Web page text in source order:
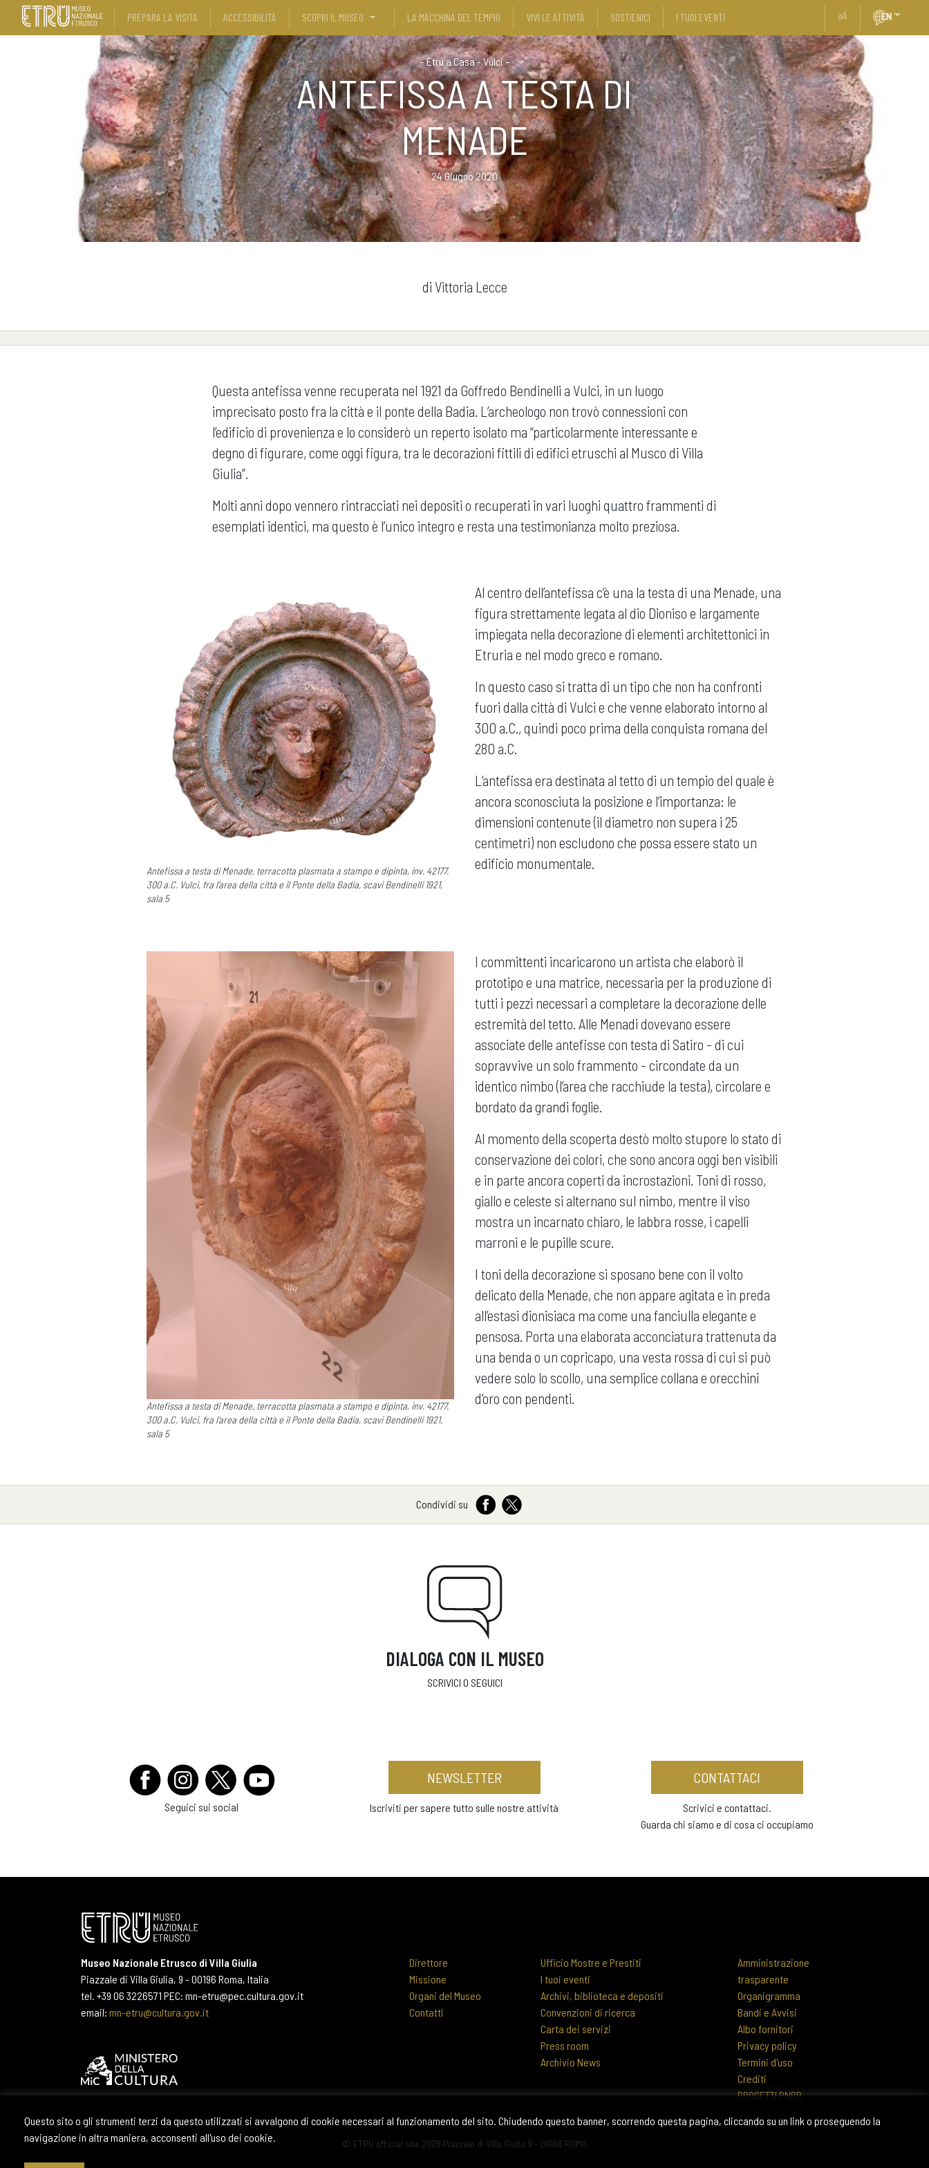
Questo sito o gli strumenti terzi da questo utilizzati si avvalgono di cookie necessari al funzionamento del sito. Chiudendo questo banner, scorrendo questa pagina, cliccando su un link o proseguendo la
navigazione in altra maniera, acconsenti all'uso dei cookie.
PREPARA LA VISITA ACCESSIBILITÀ SCOPRI IL MUSEO LA MACCHINA DEL TEMPIO VIVI LE ATTIVITÀ SOSTIENICI I TUOI EVENTI aA
–Etru a Casa - Vulci–
ANTEFISSA A TESTA DI
MENADE
24 Giugno 2020
di Vittoria Lecce
Questa antefissa venne recuperata nel 1921 da Goffredo Bendinelli a Vulci, in un luogo
imprecisato posto fra la città e il ponte della Badia. L’archeologo non trovò connessioni con
l’edificio di provenienza e lo considerò un reperto isolato ma “particolarmente interessante e
degno di figurare, come oggi figura, tra le decorazioni fittili di edifici etruschi al Musco di Villa
Giulia”.
Molti anni dopo vennero rintracciati nei depositi o recuperati in vari luoghi quattro frammenti di
esemplati identici, ma questo è l’unico integro e resta una testimonianza molto preziosa.
Antefissa a testa di Menade, terracotta plasmata a stampo e dipinta, inv. 42177.
300 a.C. Vulci, fra l’area della città e il Ponte della Badia, scavi Bendinelli 1921,
sala 5
Al centro dell’antefissa c’è una la testa di una Menade, una
figura strettamente legata al dio Dioniso e largamente
impiegata nella decorazione di elementi architettonici in
Etruria e nel modo greco e romano.
In questo caso si tratta di un tipo che non ha confronti
fuori dalla città di Vulci e che venne elaborato intorno al
300 a.C., quindi poco prima della conquista romana del
280 a.C.
L’antefissa era destinata al tetto di un tempio del quale è
ancora sconosciuta la posizione e l’importanza: le
dimensioni contenute (il diametro non supera i 25
centimetri) non escludono che possa essere stato un
edificio monumentale.
Antefissa a testa di Menade, terracotta plasmata a stampo e dipinta, inv. 42177.
300 a.C. Vulci, fra l’area della città e il Ponte della Badia, scavi Bendinelli 1921,
sala 5
I committenti incaricarono un artista che elaborò il
prototipo e una matrice, necessaria per la produzione di
tutti i pezzi necessari a completare la decorazione delle
estremità del tetto. Alle Menadi dovevano essere
associate delle antefisse con testa di Satiro - di cui
sopravvive un solo frammento - circondate da un
identico nimbo (l’area che racchiude la testa), circolare e
bordato da grandi foglie.
Al momento della scoperta destò molto stupore lo stato di
conservazione dei colori, che sono ancora oggi ben visibili
e in parte ancora coperti da incrostazioni. Toni di rosso,
giallo e celeste si alternano sul nimbo, mentre il viso
mostra un incarnato chiaro, le labbra rosse, i capelli
marroni e le pupille scure.
I toni della decorazione si sposano bene con il volto
delicato della Menade, che non appare agitata e in preda
all’estasi dionisiaca ma come una fanciulla elegante e
pensosa. Porta una elaborata acconciatura trattenuta da
una benda o un copricapo, una vesta rossa di cui si può
vedere solo lo scollo, una semplice collana e orecchini
d’oro con pendenti.
Condividi su
DIALOGA CON IL MUSEO
SCRIVICI O SEGUICI
Seguici sui social
NEWSLETTER
Iscriviti per sapere tutto sulle nostre attività
CONTATTACI
Scrivici e contattaci.
Guarda chi siamo e di cosa ci occupiamo
Museo Nazionale Etrusco di Villa Giulia
Piazzale di Villa Giulia, 9 - 00196 Roma, Italia
tel. +39 06 3226571 PEC: mn-etru@pec.cultura.gov.it
email: mn-etru@cultura.gov.it
Direttore
Missione
Organi del Museo
Contatti
Ufficio Mostre e Prestiti
I tuoi eventi
Archivi, biblioteca e depositi
Convenzioni di ricerca
Carta dei servizi
Press room
Archivio News
Amministrazione
trasparente
Organigramma
Bandi e Avvisi
Albo fornitori
Privacy policy
Termini d'uso
Crediti
PROGETTI PNRR
© ETRU official site 2026 Piazzale di Villa Giulia 9 – 00196 ROMA